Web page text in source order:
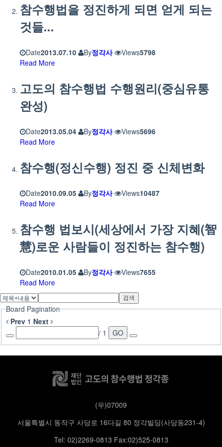
참수행법을 정진하게 되면 얻게 되는
것들...
Date2013.07.10 By정각사 Views5798
Read More
고도의 참수행법 수행원리(중심유통
완성)
Date2013.05.04 By정각사 Views5696
Read More
참수행(정신수행) 정진 중 신체변화
Date2010.09.05 By정각사 Views10487
Read More
참수행 법보시(세상에서 가장 지혜(智
慧)로운 사람들이 정진하는 참수행)
Date2010.01.05 By정각사 Views7655
Read More
검색
Board Pagination
Prev 1 Next
/ 1
GO
(우)07009
서울특별시 동작구 사당로 16다길 80 정각빌딩(사당동231-4)
Tel: 02)2269-0813 Fax:02)525-0813